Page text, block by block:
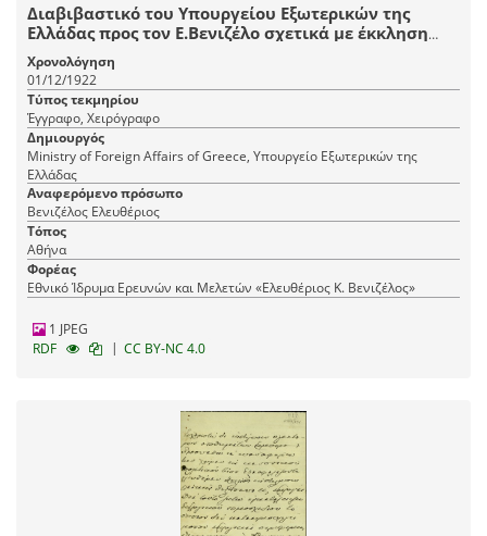
Διαβιβαστικό του Υπουργείου Εξωτερικών της
Ελλάδας προς τον Ε.Βενιζέλο σχετικά με έκκληση
των κατοίκων της Καλύμνου.
Χρονολόγηση
01/12/1922
Τύπος τεκμηρίου
Έγγραφο, Χειρόγραφο
Δημιουργός
Ministry of Foreign Affairs of Greece, Υπουργείο Εξωτερικών της
Ελλάδας
Αναφερόμενο πρόσωπο
Βενιζέλος Ελευθέριος
Τόπος
Αθήνα
Φορέας
Εθνικό Ίδρυμα Ερευνών και Μελετών «Ελευθέριος Κ. Βενιζέλος»
1 JPEG
RDF
| CC BY-NC 4.0